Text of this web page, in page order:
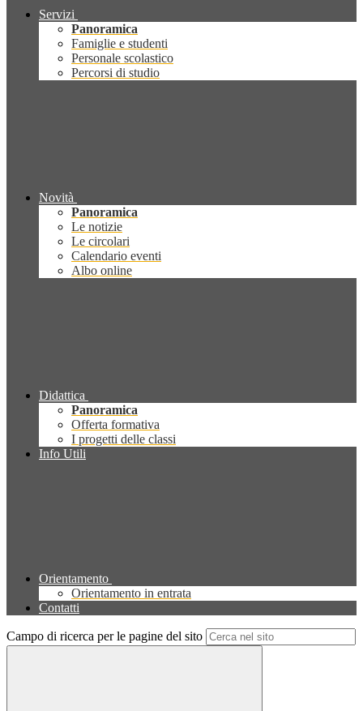
Servizi
Panoramica
Famiglie e studenti
Personale scolastico
Percorsi di studio
Novità
Panoramica
Le notizie
Le circolari
Calendario eventi
Albo online
Didattica
Panoramica
Offerta formativa
I progetti delle classi
Info Utili
Orientamento
Orientamento in entrata
Contatti
Campo di ricerca per le pagine del sito